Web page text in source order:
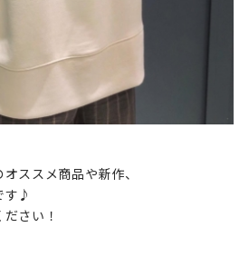
ススメ商品や新作、
す♪
さい！